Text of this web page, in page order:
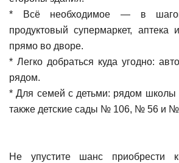
* Всё необходимое — в
продуктовый супермаркет,
прямо во дворе.
* Легко добраться куда угодно:
рядом.
* Для семей с детьми: рядом
также детские сады № 106, № 56 и №
Не упустите шанс приобрести